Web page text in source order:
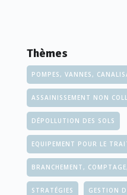
Thèmes
POMPES, VANNES,
ASSAINISSEMENT NON
DÉPOLLUTION DES SOLS
EQUIPEMENT POUR LE
BRANCHEMENT,
STRATÉGIES GESTION